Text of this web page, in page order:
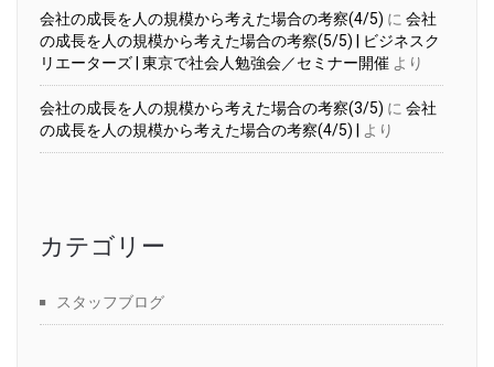
会社の成長を人の規模から考えた場合の考察(4/5) に 会社
の成長を人の規模から考えた場合の考察(5/5) | ビジネスク
リエーターズ | 東京で社会人勉強会／セミナー開催 より
会社の成長を人の規模から考えた場合の考察(3/5) に 会社
の成長を人の規模から考えた場合の考察(4/5) |
より
カテゴリー
スタッフブログ